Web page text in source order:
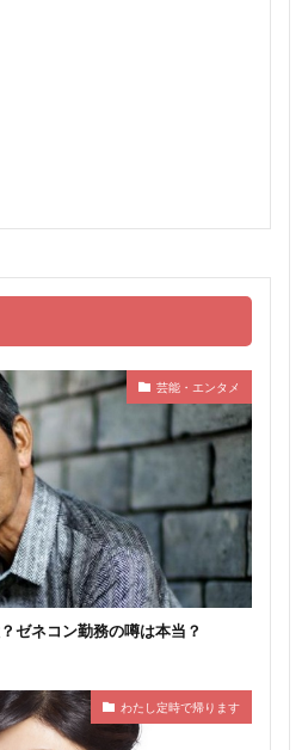
芸能・エンタメ
ゼネコン勤務の噂は本当？
わたし定時で帰ります